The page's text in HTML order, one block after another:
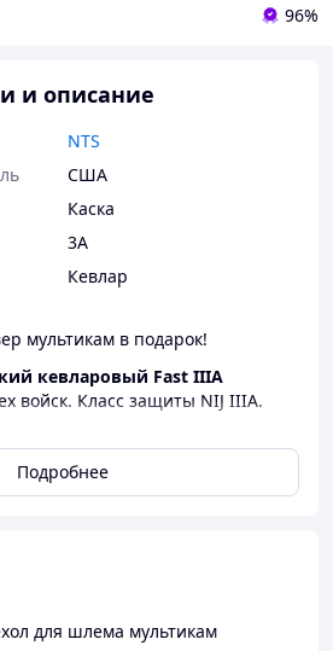
96%
и описание
NTS
США
Каска
3А
Кевлар
мультикам в подарок!
кевларовый Fast IIIA
войск. Класс защиты NIJ IIIA.
рикошета,
А уникальная система
которые позволяют легко и
размер и прилегание шлема.
из высококачественного
с авиационной алюминиевой
Подробнее
для шлема мультикам